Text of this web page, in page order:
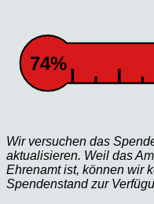
74%
Wir versuchen das
aktualisieren. Weil das
Ehrenamt ist, können wir
Spendenstand zur